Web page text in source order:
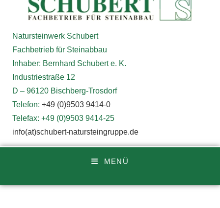
Natursteinwerk Schubert
Fachbetrieb für Steinabbau
Inhaber: Bernhard Schubert e. K.
Industriestraße 12
D – 96120 Bischberg-Trosdorf
Telefon: +49 (0)9503 9414-0
Telefax: +49 (0)9503 9414-25
info(at)schubert-natursteingruppe.de
MENÜ